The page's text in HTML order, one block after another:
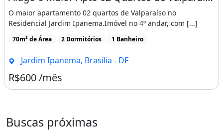
O maior apartamento 02 quartos de Valparaíso no
Residencial Jardim Ipanema.Imóvel no 4º andar, com [...]
70m² de Área 2 Dormitórios 1 Banheiro
Jardim Ipanema, Brasília - DF
R$600 /mês
Buscas próximas